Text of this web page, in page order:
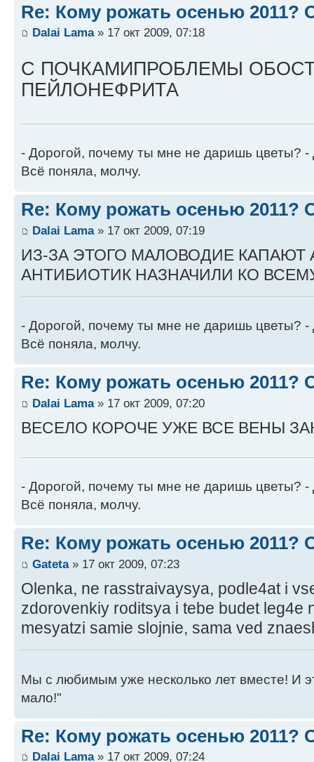
Re: Кому рожать осенью 2011?
Dalai Lama» 17 окт 2009, 07:18
С ПОЧКАМИПРОБЛЕМЫ
ПЕЙЛОНЕФРИТА
- Дорогой, почему ты мне не даришь цветы?
Всё поняла, молчу.
Re: Кому рожать осенью 2011?
Dalai Lama» 17 окт 2009, 07:19
ИЗ-ЗА ЭТОГО МАЛОВОДИЕ КАПАЮТ
АНТИБИОТИК НАЗНАЧИЛИ КО
- Дорогой, почему ты мне не даришь цветы?
Всё поняла, молчу.
Re: Кому рожать осенью 2011?
Dalai Lama» 17 окт 2009, 07:20
ВЕСЕЛО КОРОЧЕ УЖЕ ВСЕ ВЕНЫ
- Дорогой, почему ты мне не даришь цветы?
Всё поняла, молчу.
Re: Кому рожать осенью 2011?
Gateta» 17 окт 2009, 07:23
Olenka, ne rasstraivaysya, podle4at i
zdorovenkiy roditsya i tebe budet leg4e
mesyatzi samie slojnie, sama ved
Мы с любимым уже несколько лет вместе! И
мало!"
Re: Кому рожать осенью 2011?
Dalai Lama» 17 окт 2009, 07:24